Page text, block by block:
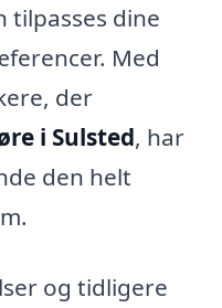
tilpasses dine
Med
der
i Sulsted, har
den helt
og tidligere